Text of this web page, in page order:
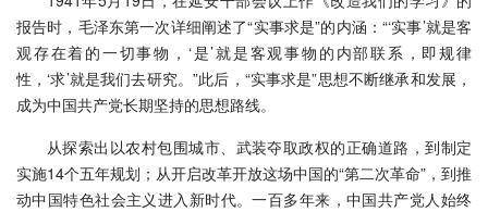
报告时，毛泽东第一次详细阐述了“实事求是”的内涵：“‘实事’就是客
观存在着的一切事物，‘是’就是客观事物的内部联系，即规律
性，‘求’就是我们去研究。”此后，“实事求是”思想不断继承和发展，
成为中国共产党长期坚持的思想路线。
从探索出以农村包围城市、武装夺取政权的正确道路，到制定
实施14个五年规划；从开启改革开放这场中国的“第二次革命”，到推
动中国特色社会主义进入新时代。一百多年来，中国共产党人始终